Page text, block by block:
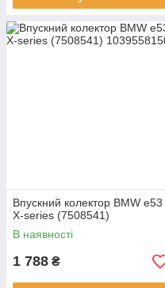
Впускний колектор BMW e53
X-series (7508541)
В наявності
1 788 ₴